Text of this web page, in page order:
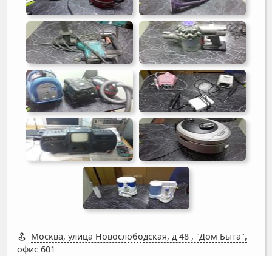
Москва, улица Новослободская, д 48 , "Дом Быта",
офис 601